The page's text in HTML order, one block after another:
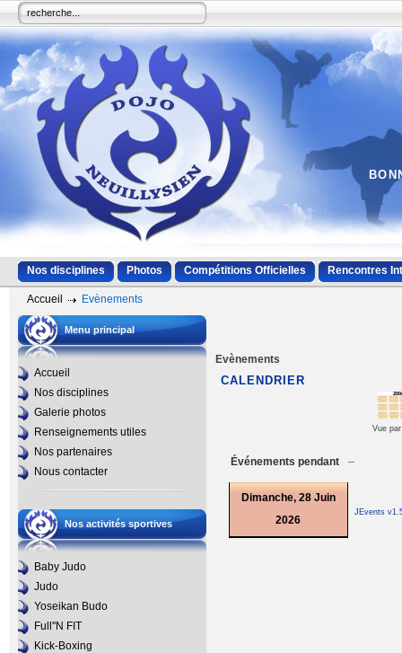
Nos disciplines Photos Compétitions Officielles Rencontres
Accueil Evènements
Menu principal
Accueil
Nos disciplines
Galerie photos
Renseignements utiles
Nos partenaires
Nous contacter
Nos activités sportives
Baby Judo
Judo
Yoseikan Budo
Full''N FIT
Kick-Boxing
Evènements
CALENDRIER
Vue
Événements pendant
Dimanche, 28 Juin
2026
JEvents